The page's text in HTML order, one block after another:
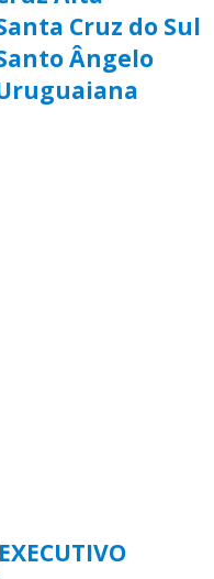
Cruz do Sul
Ângelo